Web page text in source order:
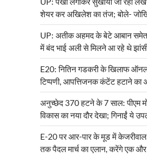
शेयर कर अखिलेश का तंज; बोले-
UP: अतीक अहमद के बेटे आबान समेत
में बंद भाई अली से मिलने आ रहे थे
E20: नितिन गडकरी के खिलाफ
टिप्पणी, आपत्तिजनक कंटेंट हटाने
अनुच्छेद 370 हटने के 7 साल: पीएम
विकास का नया दौर देखा; गिनाईं ये
E-20 पर आर-पार के मूड में
तक पैदल मार्च का एलान, करेंगे एक